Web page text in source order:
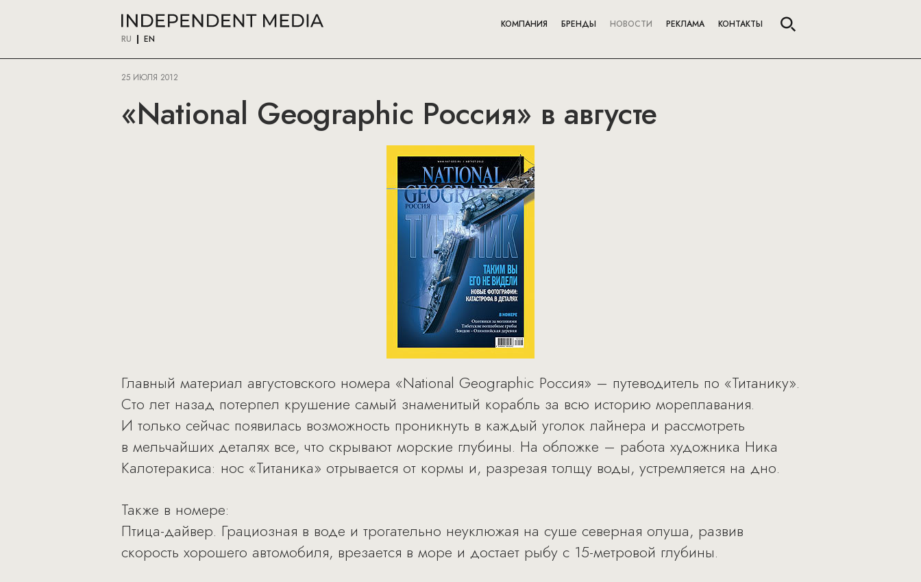
RU EN
КОМПАНИЯ БРЕНДЫ НОВОСТИ РЕКЛАМА КОНТАКТЫ
25 ИЮЛЯ 2012
«National Geographic Россия» в августе
Главный материал августовского номера «National Geographic Россия» – путеводитель по «Титанику».
Сто лет назад потерпел крушение самый знаменитый корабль за всю историю мореплавания.
И только сейчас появилась возможность проникнуть в каждый уголок лайнера и рассмотреть
в мельчайших деталях все, что скрывают морские глубины. На обложке – работа художника Ника
Калотеракиса: нос «Титаника» отрывается от кормы и, разрезая толщу воды, устремляется на дно.
Также в номере:
Птица-дайвер. Грациозная в воде и трогательно неуклюжая на суше северная олуша, развив
скорость хорошего автомобиля, врезается в море и достает рыбу с 15-метровой глубины.